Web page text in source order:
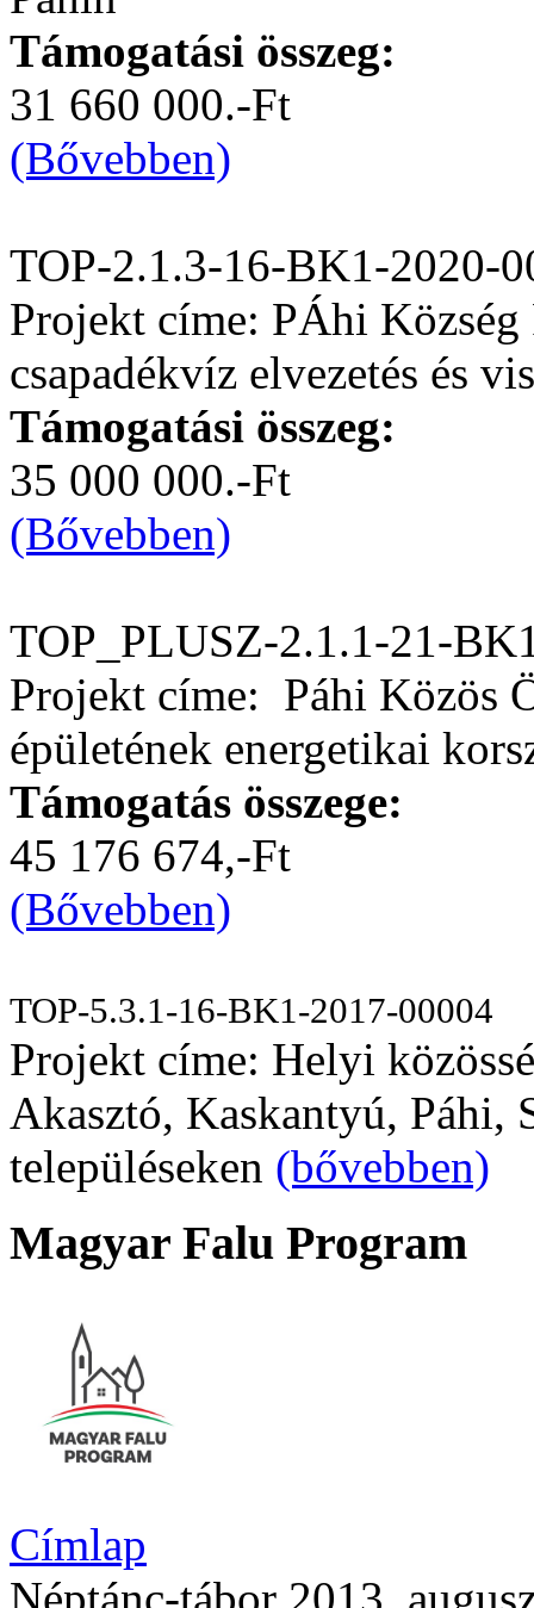
Támogatási összeg:
31 660 000.-Ft
(Bővebben)
TOP-2.1.3-16-BK1-2020-
Projekt címe: PÁhi
csapadékvíz elvezetés és
Támogatási összeg:
35 000 000.-Ft
(Bővebben)
TOP_PLUSZ-2.1.1-21-
Projekt címe: Páhi Közös
épületének energetikai
Támogatás összege:
45 176 674,-Ft
(Bővebben)
TOP-5.3.1-16-BK1-2017-00004
Projekt címe: Helyi
Akasztó, Kaskantyú, Páhi,
településeken (bővebben)
Magyar Falu Program
Címlap